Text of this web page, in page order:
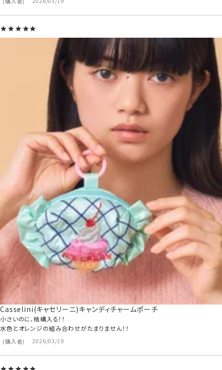
Casselini(キャセリーニ)キャンディチャームポーチ
購入者 2026/03/19
小さいのに、結構入る！！
水色とオレンジの組み合わせがたまりません！！